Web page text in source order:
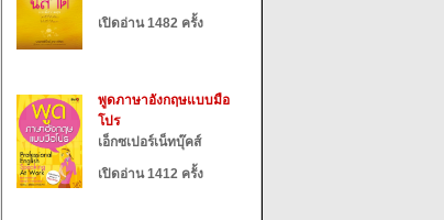
เปิดอ่าน 1482 ครั้ง
พูดภาษาอังกฤษแบบมือ
โปร
เอ็กซเปอร์เน็ทบุ๊คส์
เปิดอ่าน 1412 ครั้ง